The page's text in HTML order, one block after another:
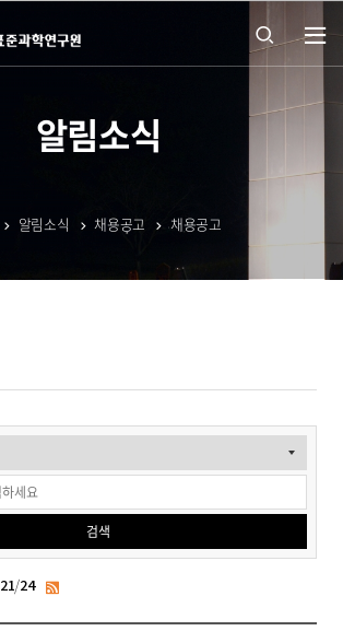
열기
알림소식
알림소식 채용공고 채용공고
검색
21/24